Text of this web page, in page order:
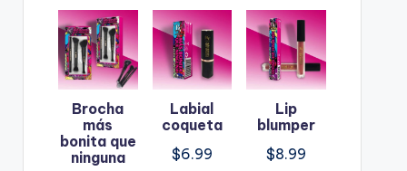
Brocha
más
bonita que
ninguna
Labial
coqueta
$6.99
Lip
blumper
$8.99